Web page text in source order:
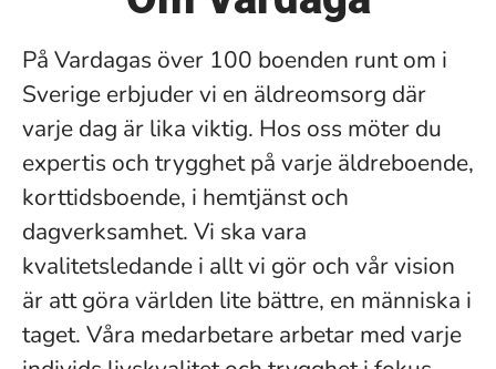
På Vardagas över 100 boenden runt om i
Sverige erbjuder vi en äldreomsorg där
varje dag är lika viktig. Hos oss möter du
expertis och trygghet på varje äldreboende,
korttidsboende, i hemtjänst och
dagverksamhet. Vi ska vara
kvalitetsledande i allt vi gör och vår vision
är att göra världen lite bättre, en människa i
taget. Våra medarbetare arbetar med varje